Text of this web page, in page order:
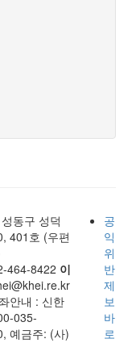
동구 성덕
401호 (우편
464-8422 이
안내 : 신한
035-
예금주: (사)
공
익
위
반
제
보
바
로